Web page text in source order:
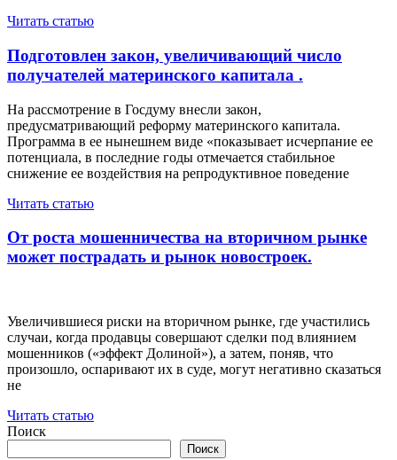
Читать статью
Подготовлен закон, увеличивающий число
получателей материнского капитала .
На рассмотрение в Госдуму внесли закон,
предусматривающий реформу материнского капитала.
Программа в ее нынешнем виде «показывает исчерпание ее
потенциала, в последние годы отмечается стабильное
снижение ее воздействия на репродуктивное поведение
Читать статью
От роста мошенничества на вторичном рынке
может пострадать и рынок новостроек.
Увеличившиеся риски на вторичном рынке, где участились
случаи, когда продавцы совершают сделки под влиянием
мошенников («эффект Долиной»), а затем, поняв, что
произошло, оспаривают их в суде, могут негативно сказаться
не
Читать статью
Поиск
Поиск